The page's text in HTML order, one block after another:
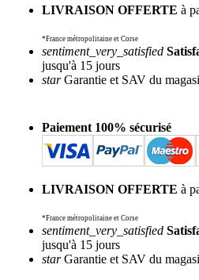
LIVRAISON OFFERTE à
*France métropolitaine et Corse
sentiment_very_satisfied
jusqu'à 15 jours
starGarantie et SAV du
Paiement 100% sécurisé
LIVRAISON OFFERTE à
*France métropolitaine et Corse
sentiment_very_satisfied
jusqu'à 15 jours
starGarantie et SAV du